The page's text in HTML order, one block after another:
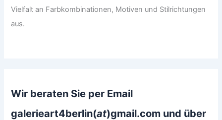
Vielfalt an Farbkombinationen, Motiven und Stilrichtungen
aus.
Wir beraten Sie per Email
galerieart4berlin(at)gmail.com und über